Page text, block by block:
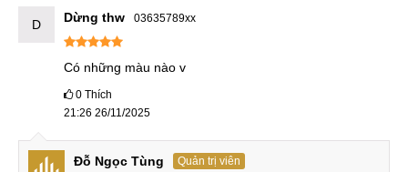
Xiaomi 16 Pro Max có pin lớn 7500mAh & Sạc nhanh 90W
Xiaomi 16 Pro Max được cho là có sạc có dây 90W, sạc
mang lại sự tiện lợi cho người dùng.
D Dừng thw 03635789xx
Có những màu nào v
0 Thích
21:26 26/11/2025
Đỗ Ngọc Tùng Quản trị viên